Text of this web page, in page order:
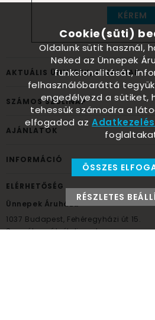
KÉREM
AKTUÁLIS ÜNNEPEK, ALKALMAK
SZÁMOS SZÜLINAP
AJÁNLATOK
INFORMÁCIÓ
ELÉRHETŐSÉG
Ünnepek Áruháza
1037 Budapest, Fehéregyházi út 15.
Személyes átvételi pont
Cookie(süti)
Oldalunk sütit használ,
Neked az Ünnepek
funkcionalitását,
felhasználóbaráttá
engedélyezd a sütiket,
tehessük számodra a
elfogadod az
ÖSSZES
RÉSZLETES